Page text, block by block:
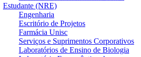
Estudante (NRE)
Engenharia
Escritório de Projetos
Farmácia Unisc
Serviços e Suprimentos Corporativos
Laboratórios de Ensino de Biologia